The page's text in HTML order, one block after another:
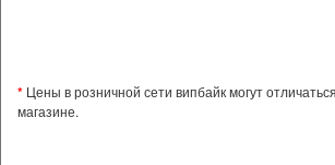
* Цены в розничной сети випбайк могут
магазине.